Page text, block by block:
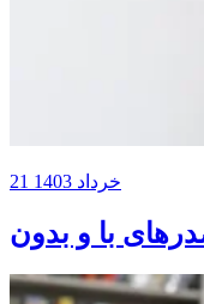
21 خرداد 1403